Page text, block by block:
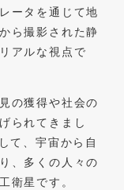
ータを通じて地
ら撮影された静
アルな視点で
の獲得や社会の
られてきまし
て、宇宙から自
、多くの人々の
衛星です。